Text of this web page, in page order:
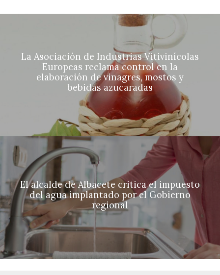
La Asociación de Industrias Vitivinícolas
Europeas reclama control en la
elaboración de vinagres, mostos y
bebidas azucaradas
El alcalde de Albacete critica el impuesto
del agua implantado por el Gobierno
regional